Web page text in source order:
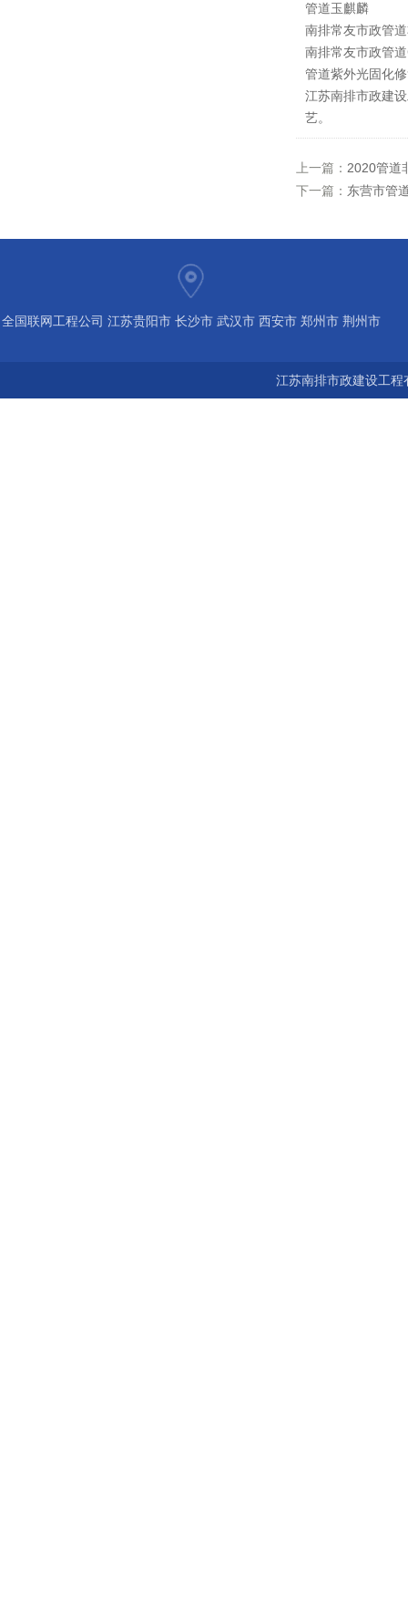
管道玉麒麟
南排常友市政管
南排常友市政管
管道紫外光固化
江苏南排市政建
艺。
上一篇： 2020管道
下一篇： 东营市管
全国联网工程公司 江苏贵阳市 长沙市 武汉市 西安市 郑州市 荆州市
江苏南排市政建设工